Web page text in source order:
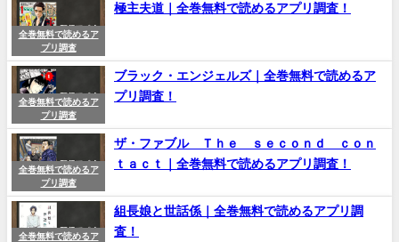
全巻無料で読めるア
プリ調査
極主夫道｜全巻無料で読めるアプリ調査！
全巻無料で読めるア
プリ調査
ブラック・エンジェルズ｜全巻無料で読めるア
プリ調査！
全巻無料で読めるア
プリ調査
ザ・ファブル Ｔｈｅ ｓｅｃｏｎｄ ｃｏｎ
ｔａｃｔ｜全巻無料で読めるアプリ調査！
全巻無料で読めるア
組長娘と世話係｜全巻無料で読めるアプリ調
査！